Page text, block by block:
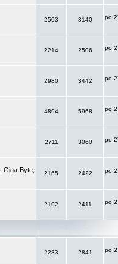
2503 3140 po
2214 2506 po
2980 3442 po
4894 5968 po
2711 3060 po
Giga-Byte,
2165 2422 po
2192 2411 po
2283 2841 po